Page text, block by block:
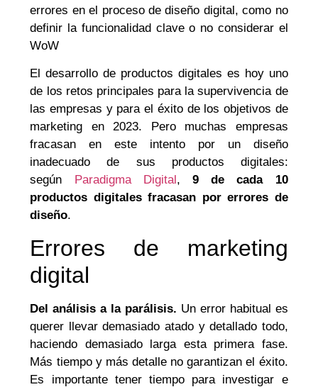
errores en el proceso de diseño digital, como no
definir la funcionalidad clave o no considerar el
WoW
El desarrollo de productos digitales es hoy uno
de los retos principales para la supervivencia de
las empresas y para el éxito de los objetivos de
marketing en 2023. Pero muchas empresas
fracasan en este intento por un diseño
inadecuado de sus productos digitales:
según
Paradigma Digital , 9 de cada 10
productos digitales fracasan por errores de
diseño.
Errores de marketing
digital
Del análisis a la parálisis. Un error habitual es
querer llevar demasiado atado y detallado todo,
haciendo demasiado larga esta primera fase.
Más tiempo y más detalle no garantizan el éxito.
Es
importante tener tiempo para investigar e